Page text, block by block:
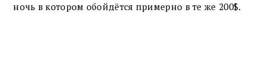
ночь в котором обойдётся примерно в те же 200$.